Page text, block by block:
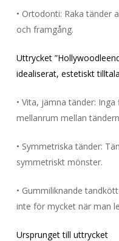
• Ortodonti: Raka tänder
och framgång.
Uttrycket
idealiserat, estetiskt
• Vita, jämna tänder:
mellanrum mellan
• Symmetriska tänder:
symmetriskt mönster.
• Gummiliknande
inte för mycket när man
Ursprunget till uttrycket